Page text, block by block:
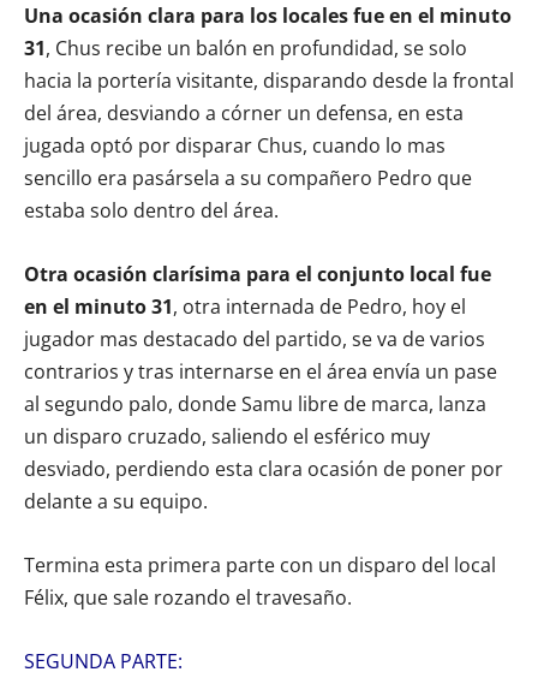
Una ocasión clara para los locales fue en el minuto
31, Chus recibe un balón en profundidad, se solo
hacia la portería visitante, disparando desde la frontal
del área, desviando a córner un defensa, en esta
jugada optó por disparar Chus, cuando lo mas
sencillo era pasársela a su compañero Pedro que
estaba solo dentro del área.
Otra ocasión clarísima para el conjunto local fue
en el minuto 31, otra internada de Pedro, hoy el
jugador mas destacado del partido, se va de varios
contrarios y tras internarse en el área envía un pase
al segundo palo, donde Samu libre de marca, lanza
un disparo cruzado, saliendo el esférico muy
desviado, perdiendo esta clara ocasión de poner por
delante a su equipo.
Termina esta primera parte con un disparo del local
Félix, que sale rozando el travesaño.
SEGUNDA PARTE: